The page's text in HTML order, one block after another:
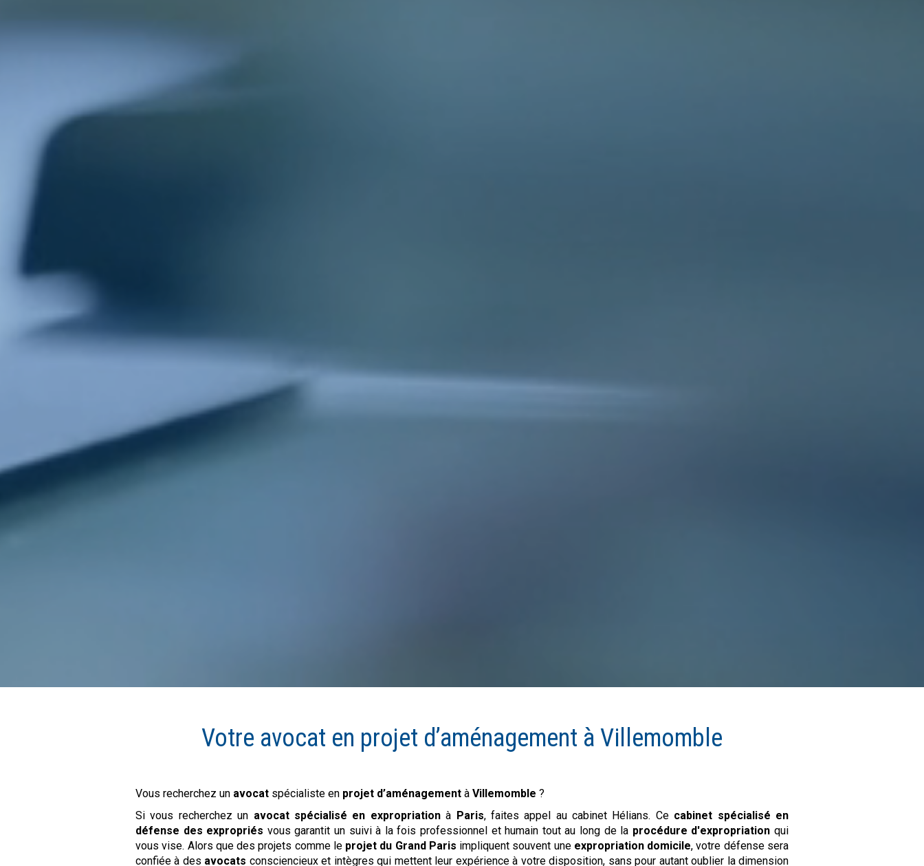
Votre avocat en projet d’aménagement à Villemomble
Vous recherchez un avocat spécialiste en projet d’aménagement àVillemomble ?
Si vous recherchez un avocat spécialisé en expropriationà Paris, faites appel au cabinet Hélians. Ce cabinet spécialisé en
défense des expropriés vous garantit un suivi à la fois professionnel et humain tout au long de la procédure d'expropriation qui
vous vise. Alors que des projets comme le projet du Grand Paris impliquent souvent une expropriation domicile, votre défense sera
confiée à des avocats consciencieux et intègres qui mettent leur expérience à votre disposition, sans pour autant oublier la dimension